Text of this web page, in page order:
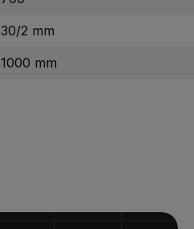
30/2 mm
1000 mm